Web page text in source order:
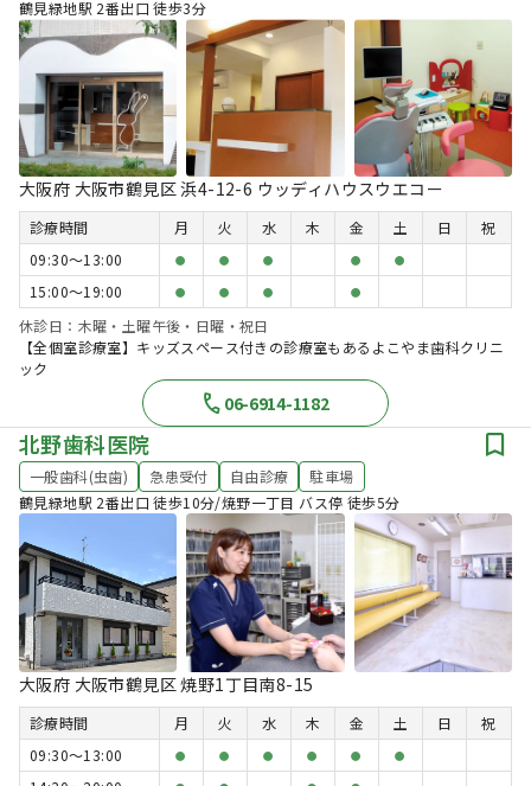
鶴見緑地駅 2番出口 徒歩3分
大阪府 大阪市鶴見区 浜4-12-6 ウッディハウスウエコー
診療時間 月 火 水 木 金 土 日
祝
09:30〜13:00
● ● ● ● ●
15:00〜19:00 ● ● ● ●
休診日：木曜・土曜午後・日曜・祝日
【全個室診療室】キッズスペース付きの診療室もあるよこやま歯科クリニ
ック
06-6914-1182
北野歯科医院
一般歯科(虫歯) 急患受付 自由診療
駐車場
鶴見緑地駅 2番出口 徒歩10分/焼野一丁目 バス停 徒歩5分
大阪府 大阪市鶴見区 焼野1丁目南8-15
診療時間 月 火 水 木 金 土 日
祝
09:30〜13:00
● ● ● ● ● ●